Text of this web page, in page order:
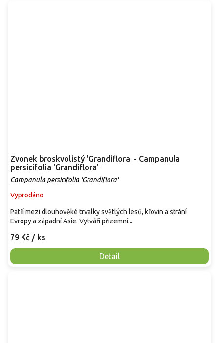
Zvonek broskvolistý 'Grandiflora' - Campanula
persicifolia 'Grandiflora'
Campanula persicifolia 'Grandiflora'
Vyprodáno
79 Kč / ks
Detail
Patří mezi dlouhověké trvalky světlých lesů, křovin a strání
Evropy a západní Asie. Vytváří přízemní...